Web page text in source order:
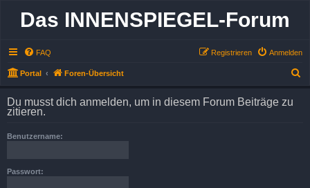
Das INNENSPIEGEL-Forum
FAQ Anmelden
Registrieren
Portal Foren-Übersicht
Du musst dich anmelden, um in diesem Forum Beiträge zu
zitieren.
Benutzername:
Passwort: